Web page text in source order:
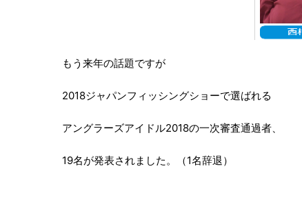
もう来年の話題ですが
2018ジャパンフィッシングショーで選ばれる
アングラーズアイドル2018の一次審査通過者、
19名が発表されました。（1名辞退）